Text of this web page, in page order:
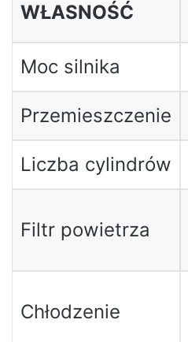
WŁASNOŚĆ
Moc silnika
Przemieszczenie
Liczba cylindrów
Filtr powietrza
Chłodzenie